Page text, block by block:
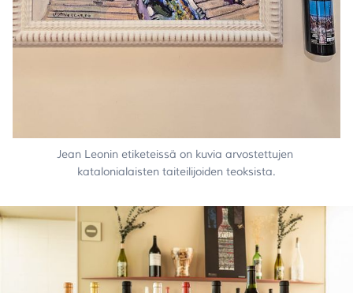
Jean Leonin etiketeissä on kuvia arvostettujen
katalonialaisten taiteilijoiden teoksista.